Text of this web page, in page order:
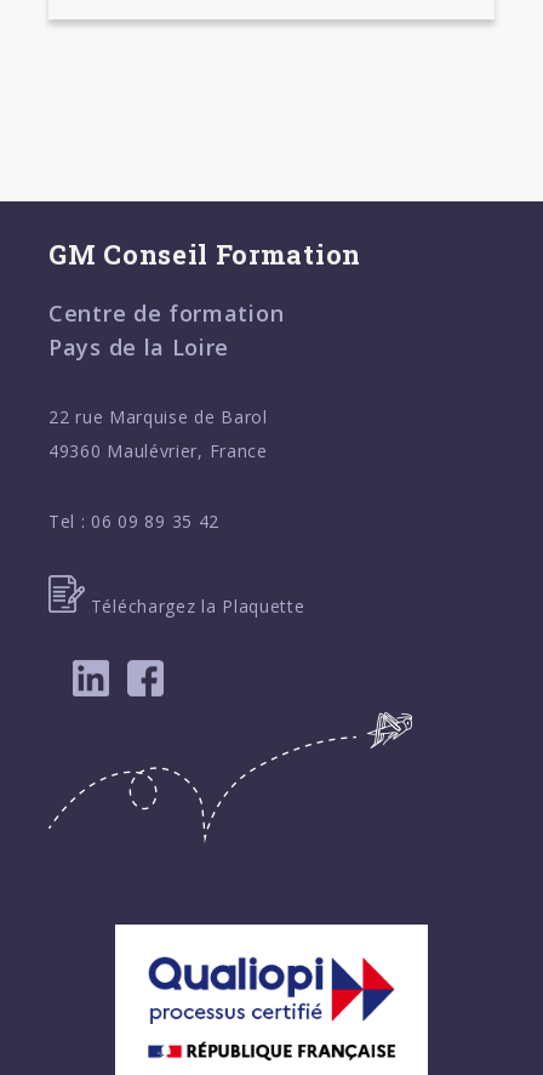
GM Conseil Formation
Centre de formation
Pays de la Loire
22 rue Marquise de Barol
49360 Maulévrier, France
Tel : 06 09 89 35 42
Téléchargez la Plaquette